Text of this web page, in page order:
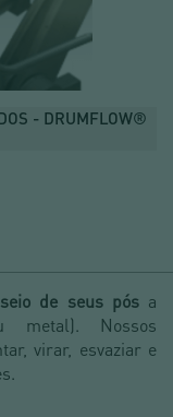
- DRUMFLOW®
de seus pós a
metal). Nossos
virar, esvaziar e